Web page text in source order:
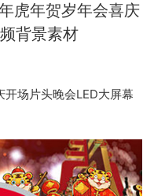
虎年贺岁年会喜庆
背景素材
场片头晚会LED大屏幕